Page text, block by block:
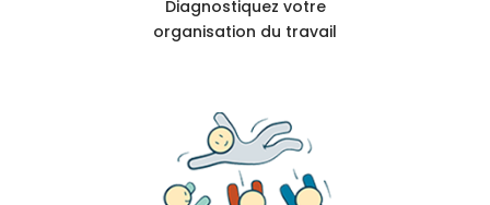
Diagnostiquez votre
organisation du travail